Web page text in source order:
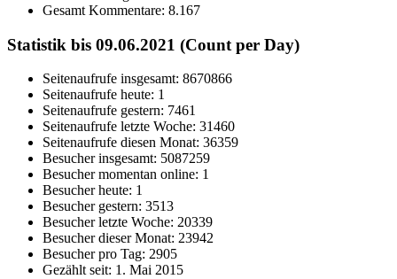
Gesamt Kommentare: 8.167
Statistik bis 09.06.2021 (Count per Day)
Seitenaufrufe insgesamt: 8670866
Seitenaufrufe heute: 1
Seitenaufrufe gestern: 7461
Seitenaufrufe letzte Woche: 31460
Seitenaufrufe diesen Monat: 36359
Besucher insgesamt: 5087259
Besucher momentan online: 1
Besucher heute: 1
Besucher gestern: 3513
Besucher letzte Woche: 20339
Besucher dieser Monat: 23942
Besucher pro Tag: 2905
Gezählt seit: 1. Mai 2015